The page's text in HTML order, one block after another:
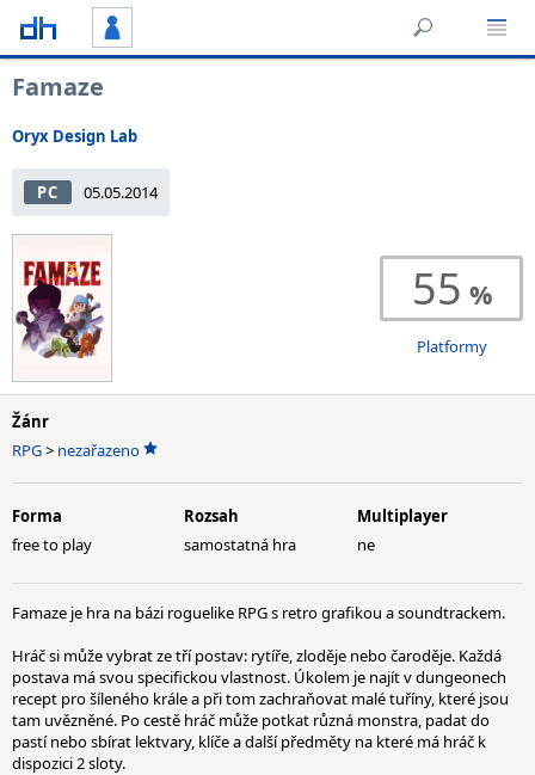
Famaze
Oryx Design Lab
PC 05.05.2014
55
Platformy
Žánr
RPG> nezařazeno
Forma
free to play
Rozsah
samostatná hra
Multiplayer
ne
Famaze je hra na bázi roguelike RPG s retro grafikou a soundtrackem.
Hráč si může vybrat ze tří postav: rytíře, zloděje nebo čaroděje. Každá
postava má svou specifickou vlastnost. Úkolem je najít v dungeonech
recept pro šíleného krále a při tom zachraňovat malé tuříny, které jsou
tam uvězněné. Po cestě hráč může potkat různá monstra, padat do
pastí nebo sbírat lektvary, klíče a další předměty na které má hráč k
dispozici 2 sloty.